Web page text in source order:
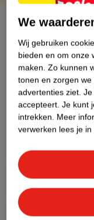
Over dit
Etiketinformatie
Nature Impact
Bestel &
We
Wij gebruiken
bieden en om onze
maken. Zo kunnen
tonen en zorgen
advertenties ziet. Je
accepteert. Je kunt
intrekken. Meer
verwerken lees je in